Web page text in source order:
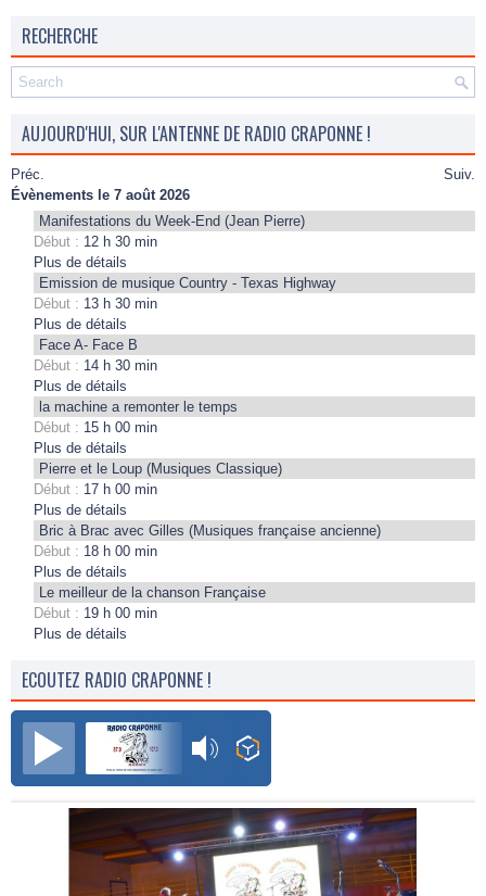
RECHERCHE
AUJOURD'HUI, SUR L'ANTENNE DE RADIO CRAPONNE !
Préc.
Suiv.
Évènements le 7 août 2026
Manifestations du Week-End (Jean Pierre)
Début : 12 h 30 min
Plus de détails
Emission de musique Country - Texas Highway
Début : 13 h 30 min
Plus de détails
Face A- Face B
Début : 14 h 30 min
Plus de détails
la machine a remonter le temps
Début : 15 h 00 min
Plus de détails
Pierre et le Loup (Musiques Classique)
Début : 17 h 00 min
Plus de détails
Bric à Brac avec Gilles (Musiques française ancienne)
Début : 18 h 00 min
Plus de détails
Le meilleur de la chanson Française
Début : 19 h 00 min
Plus de détails
ECOUTEZ RADIO CRAPONNE !
Radio Craponne FM